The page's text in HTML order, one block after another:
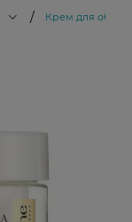
/ Крем для